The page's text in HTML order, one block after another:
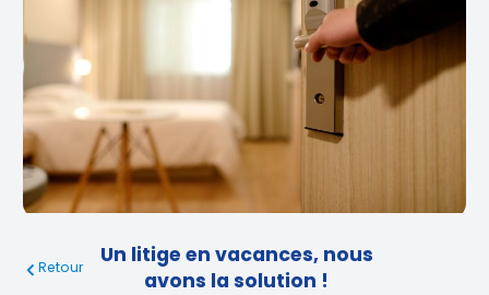
Retour
Un litige en vacances, nous
avons la solution !